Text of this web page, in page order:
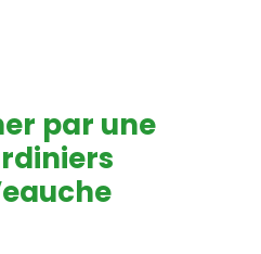
par une